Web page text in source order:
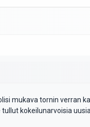
mukava tornin verran
kokeilunarvoisia